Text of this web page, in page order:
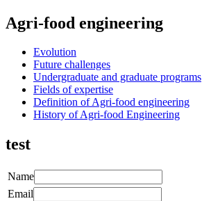
Agri-food engineering
Evolution
Future challenges
Undergraduate and graduate programs
Fields of expertise
Definition of Agri-food engineering
History of Agri-food Engineering
test
Name
Email